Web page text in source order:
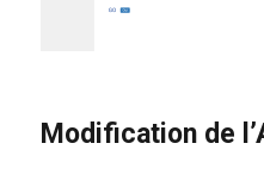
Modification de